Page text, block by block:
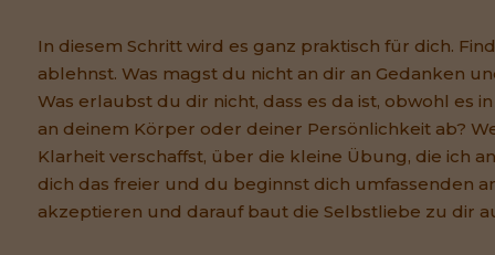
In diesem Schritt wird es ganz praktisch für dich.
ablehnst. Was magst du nicht an dir an Gedanken
Was erlaubst du dir nicht, dass es da ist, obwohl es
an deinem Körper oder deiner Persönlichkeit ab?
Klarheit verschaffst, über die kleine Übung, die ich
dich das freier und du beginnst dich umfassenden
akzeptieren und darauf baut die Selbstliebe zu dir